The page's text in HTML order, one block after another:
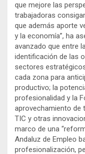
que mejore las
trabajadoras
que además aporte
y la economía”, ha
avanzado que entre
identificación de las
sectores
cada zona para
productivo; la
profesionalidad y la
aprovechamiento de
TIC y otras
marco de una
Andaluz de Empleo
profesionalización,